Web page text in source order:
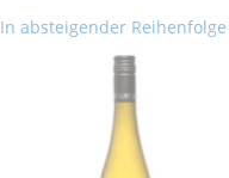
In absteigender Reihenfolge